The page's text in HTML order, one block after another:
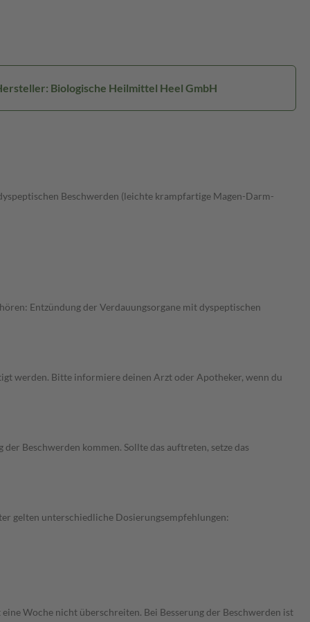
Biologische Heilmittel Heel GmbH
Beschwerden (leichte krampfartige Magen-Darm-
Entzündung der Verdauungsorgane mit dyspeptischen
werden. Bitte informiere deinen Arzt oder Apotheker, wenn du
Beschwerden kommen. Sollte das auftreten, setze das
gelten unterschiedliche Dosierungsempfehlungen:
Woche nicht überschreiten. Bei Besserung der Beschwerden ist